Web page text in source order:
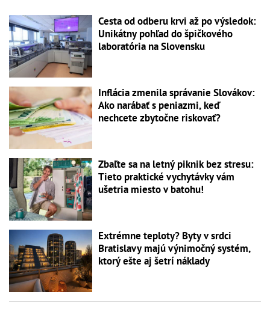
Cesta od odberu krvi až po výsledok:
Unikátny pohľad do špičkového
laboratória na Slovensku
Inflácia zmenila správanie Slovákov:
Ako narábať s peniazmi, keď
nechcete zbytočne riskovať?
Zbaľte sa na letný piknik bez stresu:
Tieto praktické vychytávky vám
ušetria miesto v batohu!
Extrémne teploty? Byty v srdci
Bratislavy majú výnimočný systém,
ktorý ešte aj šetrí náklady